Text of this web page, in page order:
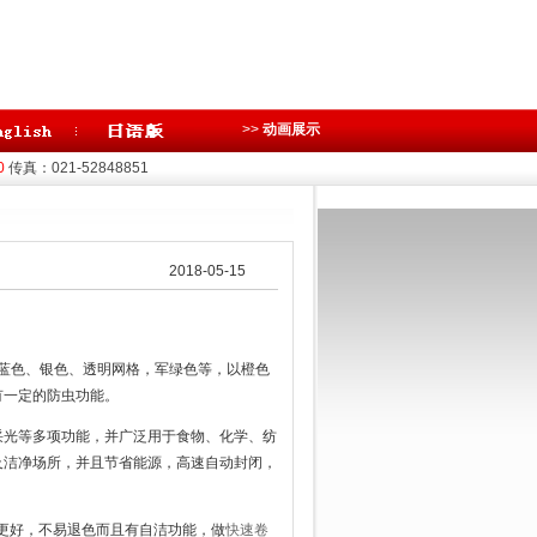
>> 动画展示
传真：021-52848851
2018-05-15
色、银色、透明网格，军绿色等，以橙色
定的防虫功能。
等多项功能，并广泛用于食物、化学、纺
净场所，并且节省能源，高速自动封闭，
好，不易退色而且有自洁功能，做快速卷